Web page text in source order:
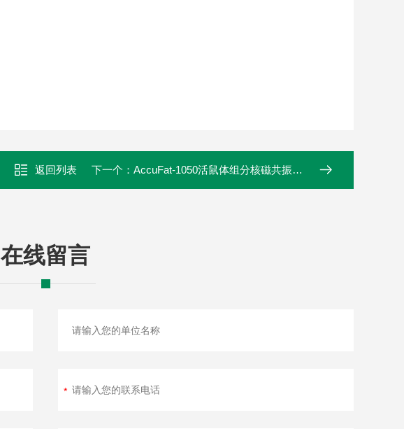
返回列表 下一个： AccuFat-1050活鼠体组分核磁共振分析仪
在线留言